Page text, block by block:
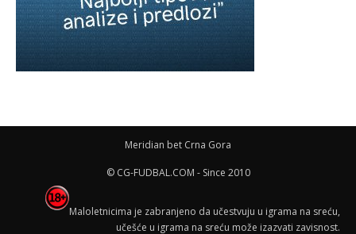
Meridian bet Crna Gora
© CG-FUDBAL.COM - Since 2010
Maloletnicima je zabranjeno da učestvuju u igrama na sreću,
učešće u igrama na sreću može izazvati zavisnost.